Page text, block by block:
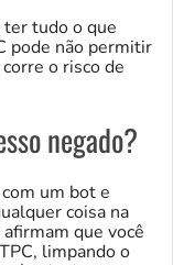
tudo o que
pode não permitir
o risco de
negado?
um bot e
coisa na
que você
limpando o